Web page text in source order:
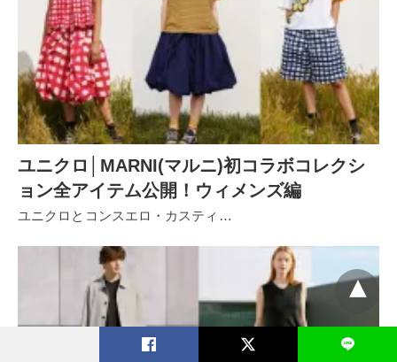
ユニクロ│MARNI(マルニ)初コラボコレクシ
ョン全アイテム公開！ウィメンズ編
ユニクロとコンスエロ・カスティ…
L